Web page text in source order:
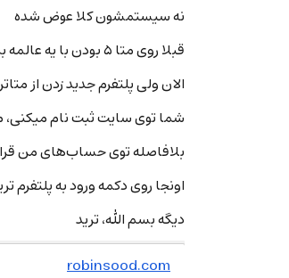
نه سیستمشون کلا عوض شده
قبلا روی متا ۵ بودن با یه عالمه بروکر که هیچ کسی اسمشون هم نشنیده بود! معلوم نبود از کجا اورده بودن
الان ولی پلتفرم جدید زدن از
شما توی سایت ثبت نام
بلافاصله توی حساب‌های من
اونجا روی دکمه ورود به پلتفرم
دیگه بسم الله، ترید
robinsood.com